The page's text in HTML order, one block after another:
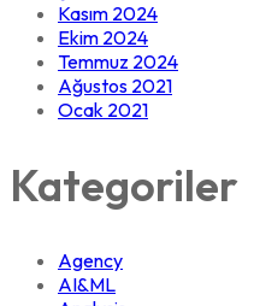
Kasım 2024
Ekim 2024
Temmuz 2024
Ağustos 2021
Ocak 2021
Kategoriler
Agency
AI&ML